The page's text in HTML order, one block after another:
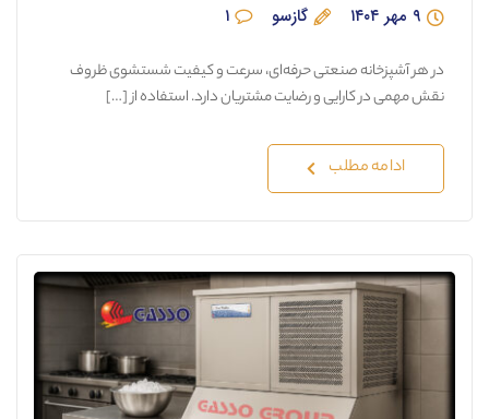
۹ مهر ۱۴۰۴ گازسو ۱
در هر آشپزخانه صنعتی حرفه‌ای، سرعت و کیفیت شستشوی ظروف
نقش مهمی در کارایی و رضایت مشتریان دارد. استفاده از […]
ادامه مطلب